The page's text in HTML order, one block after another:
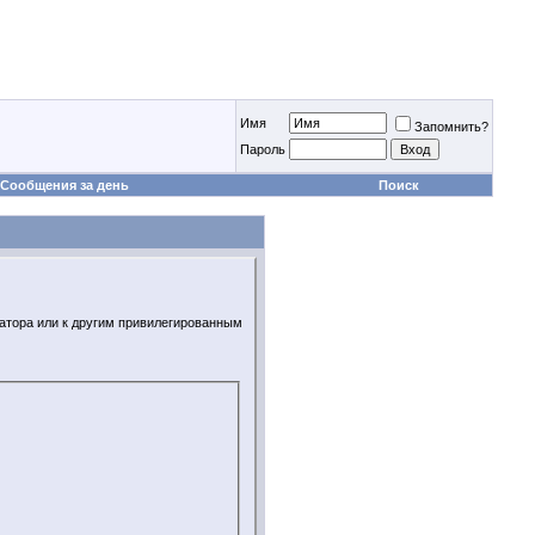
Имя
Запомнить?
Пароль
Сообщения за день Поиск
или к другим привилегированным